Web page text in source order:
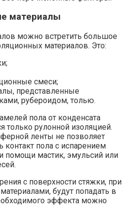
материалы
можно встретить большое
материалов. Это:
смеси;
представленные
рубероидом, толью.
пола от конденсата
только рулонной изоляцией.
ленты не позволяет
контакт пола с испарением
помощи мастик, эмульсий или
с поверхности стяжки, при
будут попадать в
эффекта можно